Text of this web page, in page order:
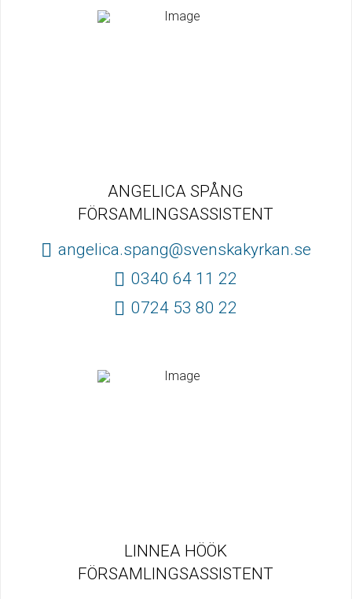
ANGELICA SPÅNG
FÖRSAMLINGSASSISTENT
angelica.spang@svenskakyrkan.se
0340 64 11 22
0724 53 80 22
LINNEA HÖÖK
FÖRSAMLINGSASSISTENT